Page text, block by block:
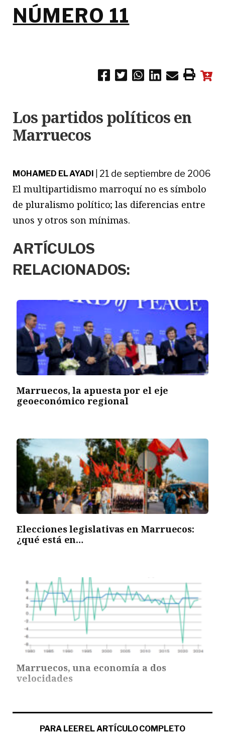
NÚMERO 11
Los partidos políticos en
Marruecos
MOHAMED EL AYADI 21 de septiembre de 2006
El multipartidismo marroquí no es símbolo
de pluralismo político; las diferencias entre
unos y otros son mínimas.
ARTÍCULOS
RELACIONADOS:
Marruecos, la apuesta por el eje
geoeconómico regional
Elecciones legislativas en Marruecos:
¿qué está en…
Marruecos, una economía a dos
velocidades
PARA LEER EL ARTÍCULO COMPLETO